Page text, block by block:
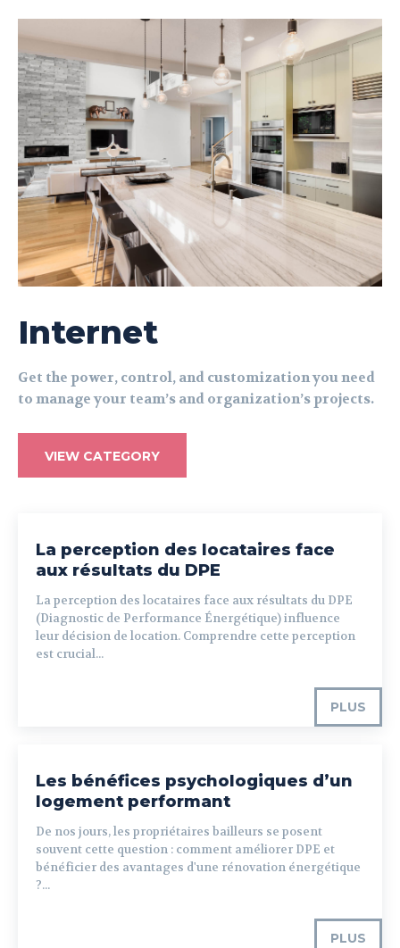
Internet
Get the power, control, and customization you need
to manage your team’s and organization’s projects.
VIEW CATEGORY
La perception des locataires face
aux résultats du DPE
La perception des locataires face aux résultats du DPE
(Diagnostic de Performance Énergétique) influence
leur décision de location. Comprendre cette perception
est crucial...
PLUS
Les bénéfices psychologiques d’un
logement performant
De nos jours, les propriétaires bailleurs se posent
souvent cette question : comment améliorer DPE et
bénéficier des avantages d'une rénovation énergétique
?...
PLUS